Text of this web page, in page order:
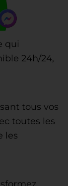
qui
24h/24,
tous vos
toutes les
les